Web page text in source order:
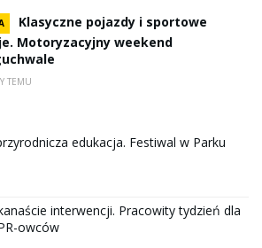
Klasyczne pojazdy i sportowe
Motoryzacyjny weekend
TEMU
edukacja. Festiwal w Parku
interwencji. Pracowity tydzień dla
owców